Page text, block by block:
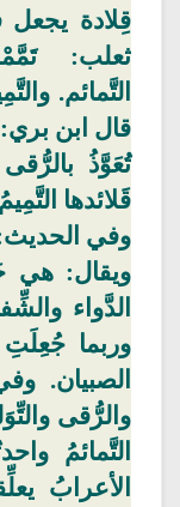
قِلادة
ثعلب:
التَّمائم.
قال ابن
تُعَوَّذُ
قَلائدها التَّمِيمُ
وفي
ويقال: هي
الدَّواء
وربما جُعِلَتِ
الصبيان.
والرُّقى
التَّمائمُ
الأعرابُ